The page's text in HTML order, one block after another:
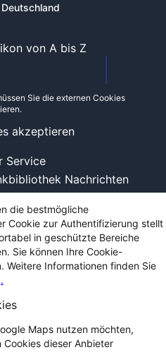
Service
Nachrichten
von A bis Z
Sie die externen Cookies
akzeptieren
die bestmögliche
Cookie zur Authentifizierung stellt
in geschützte Bereiche
Sie können Ihre Cookie-
Weitere Informationen finden Sie
Maps nutzen möchten,
Cookies dieser Anbieter